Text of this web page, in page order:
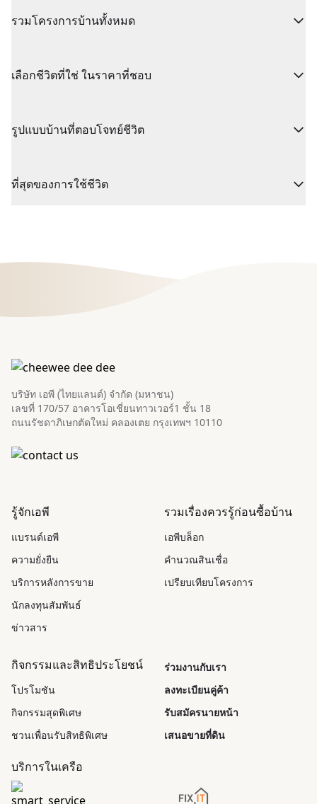
รวมโครงการบ้านทั้งหมด
เลือกชีวิตที่ใช่ ในราคาที่ชอบ
รูปแบบบ้านที่ตอบโจทย์ชีวิต
ที่สุดของการใช้ชีวิต
บริษัท เอพี (ไทยแลนด์) จำกัด (มหาชน)
เลขที่ 170/57 อาคารโอเชี่ยนทาวเวอร์1 ชั้น 18
ถนนรัชดาภิเษกตัดใหม่ คลองเตย กรุงเทพฯ 10110
รู้จักเอพี
แบรนด์เอพี
ความยั่งยืน
บริการหลังการขาย
นักลงทุนสัมพันธ์
ข่าวสาร
รวมเรื่องควรรู้ก่อนซื้อบ้าน
เอพีบล็อก
คำนวณสินเชื่อ
เปรียบเทียบโครงการ
กิจกรรมและสิทธิประโยชน์
โปรโมชัน
กิจกรรมสุดพิเศษ
ชวนเพื่อนรับสิทธิพิเศษ
ร่วมงานกับเรา
ลงทะเบียนคู่ค้า
รับสมัครนายหน้า
เสนอขายที่ดิน
บริการในเครือ